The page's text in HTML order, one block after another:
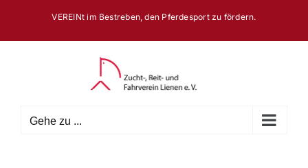
springen
VEREINt im Bestreben, den Pferdesport zu fördern.
Gehe zu ...